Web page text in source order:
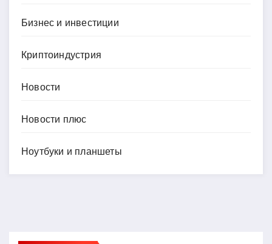
Бизнес и инвестиции
Криптоиндустрия
Новости
Новости плюс
Ноутбуки и планшеты